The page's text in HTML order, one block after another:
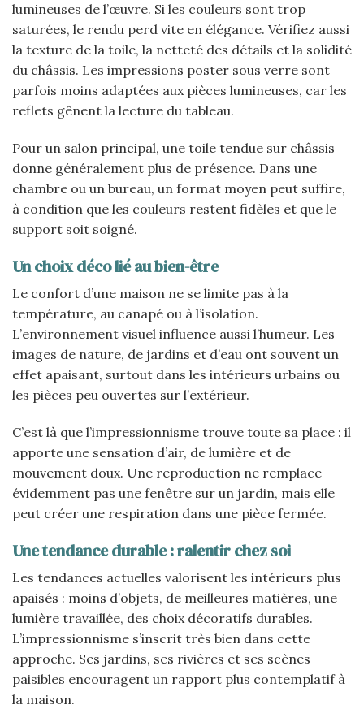
lumineuses de l’œuvre. Si les couleurs sont trop
saturées, le rendu perd vite en élégance. Vérifiez aussi
la texture de la toile, la netteté des détails et la solidité
du châssis. Les impressions poster sous verre sont
parfois moins adaptées aux pièces lumineuses, car les
reflets gênent la lecture du tableau.
Pour un salon principal, une toile tendue sur châssis
donne généralement plus de présence. Dans une
chambre ou un bureau, un format moyen peut suffire,
à condition que les couleurs restent fidèles et que le
support soit soigné.
Un choix déco lié au bien-être
Le confort d’une maison ne se limite pas à la
température, au canapé ou à l’isolation.
L’environnement visuel influence aussi l’humeur. Les
images de nature, de jardins et d’eau ont souvent un
effet apaisant, surtout dans les intérieurs urbains ou
les pièces peu ouvertes sur l’extérieur.
C’est là que l’impressionnisme trouve toute sa place : il
apporte une sensation d’air, de lumière et de
mouvement doux. Une reproduction ne remplace
évidemment pas une fenêtre sur un jardin, mais elle
peut créer une respiration dans une pièce fermée.
Une tendance durable : ralentir chez soi
Les tendances actuelles valorisent les intérieurs plus
apaisés : moins d’objets, de meilleures matières, une
lumière travaillée, des choix décoratifs durables.
L’impressionnisme s’inscrit très bien dans cette
approche. Ses jardins, ses rivières et ses scènes
paisibles encouragent un rapport plus contemplatif à
la maison.